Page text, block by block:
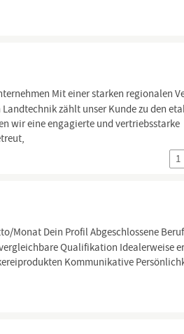
Mit einer starken regionalen
zählt unser Kunde zu den
wir eine engagierte und vertriebsstarke
1
Monat Dein Profil Abgeschlossene
Qualifikation Idealerweise
Kommunikative